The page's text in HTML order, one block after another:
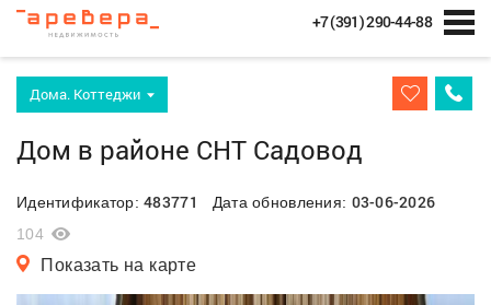
+7 (391) 290-44-88
Дома. Коттеджи
Дом в районе СНТ Садовод
Идентификатор:483771 Дата обновления: 03-06-2026
104
Показать на карте